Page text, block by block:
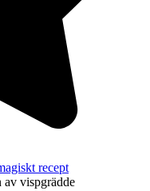
recept
vispgrädde